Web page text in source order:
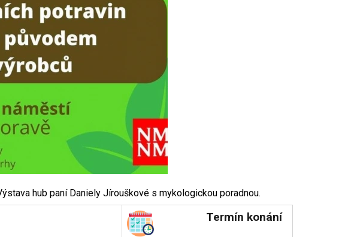
hub paní Daniely Jírouškové s mykologickou poradnou.
Termín konání